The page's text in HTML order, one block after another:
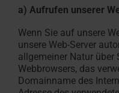
a) Aufrufen unserer
Wenn Sie auf unsere
unsere Web-Server
allgemeiner Natur über
Webbrowsers, das
Domainname des